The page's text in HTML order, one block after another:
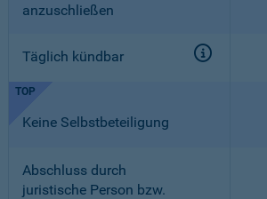
anzuschließen
Täglich kündbar
TOP
Keine Selbstbeteiligung
Abschluss durch
juristische Person bzw.